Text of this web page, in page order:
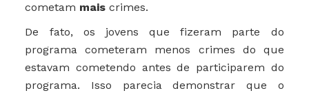
cometam mais crimes.
De fato, os jovens que fizeram parte do
programa cometeram menos crimes do que
estavam cometendo antes de participarem do
programa. Isso parecia demonstrar que o